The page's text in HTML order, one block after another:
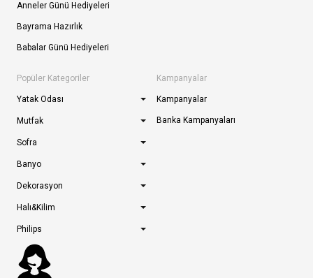
Anneler Günü Hediyeleri
Bayrama Hazırlık
Babalar Günü Hediyeleri
Popüler Kategoriler
Yatak Odası
Mutfak
Sofra
Banyo
Dekorasyon
Halı&Kilim
Philips
Kampanyalar
Kampanyalar
Banka Kampanyaları